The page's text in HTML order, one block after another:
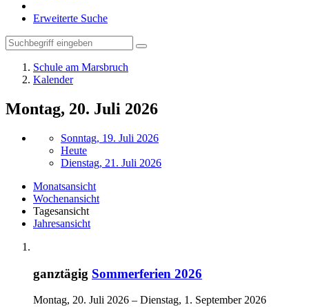
Erweiterte Suche
Schule am Marsbruch
Kalender
Montag, 20. Juli 2026
Sonntag, 19. Juli 2026
Heute
Dienstag, 21. Juli 2026
Monatsansicht
Wochenansicht
Tagesansicht
Jahresansicht
ganztägig Sommerferien 2026
Montag, 20. Juli 2026 – Dienstag, 1. September 2026